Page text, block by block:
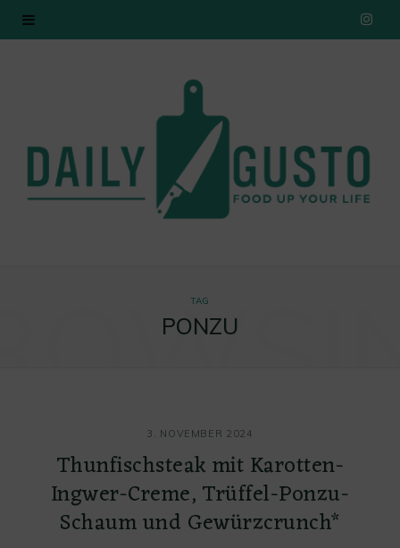
I
TAG
PONZU
3. NOVEMBER 2024
Thunfischsteak mit Karotten-
Ingwer-Creme, Trüffel-Ponzu-
Schaum und Gewürzcrunch*